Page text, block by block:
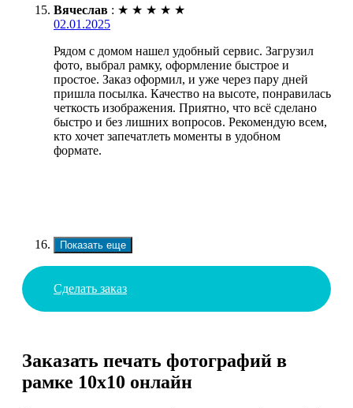
Вячеслав : ★ ★ ★ ★ ★
02.01.2025
Рядом с домом нашел удобный сервис. Загрузил
фото, выбрал рамку, оформление быстрое и
простое. Заказ оформил, и уже через пару дней
пришла посылка. Качество на высоте, понравилась
четкость изображения. Приятно, что всё сделано
быстро и без лишних вопросов. Рекомендую всем,
кто хочет запечатлеть моменты в удобном
формате.
Показать еще
Сделать заказ
Заказать печать фотографий в
рамке 10х10 онлайн